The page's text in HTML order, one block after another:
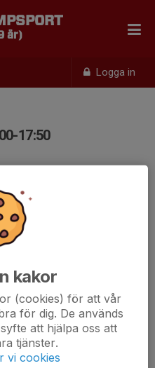
Logga in
år)
17:50
kakor
(cookies) för att vår
för dig. De används
att hjälpa oss att
tjänster.
vi cookies